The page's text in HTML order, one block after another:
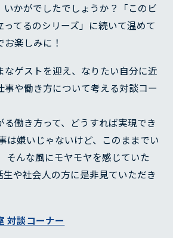
いかがでしたでしょうか？「このビ
てるのシリーズ」に続いて温めて
楽しみに！
なゲストを迎え、なりたい自分に近
事や働き方について考える対談コー
る働き方って、どうすれば実現でき
は嫌いじゃないけど、このままでい
そんな風にモヤモヤを感じていた
生や社会人の方に是非見ていただき
対談コーナー
SERVICE
REASON
RECRUIT
COMPANY
経営方針